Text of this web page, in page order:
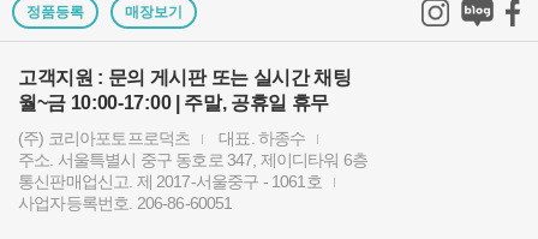
제1회 티티아티산 사진공모전 결과발표
KPP 쇼룸 오픈! 다양한 제품을 체험하고 구매하세요..
2024 레오포토 부산 세미나 경품추첨 당첨자 발표
토키나 주관 국제 필터 사진 공모전 2023 안내
정품등록 매장보기
고객지원 : 문의 게시판 또는 실시간 채팅
월~금 10:00-17:00 | 주말, 공휴일 휴무
(주) 코리아포토프로덕츠
대표. 하종수
주소. 서울특별시 중구 동호로 347, 제이디타워 6층
통신판매업신고. 제 2017-서울중구 - 1061호
사업자등록번호. 206-86-60051